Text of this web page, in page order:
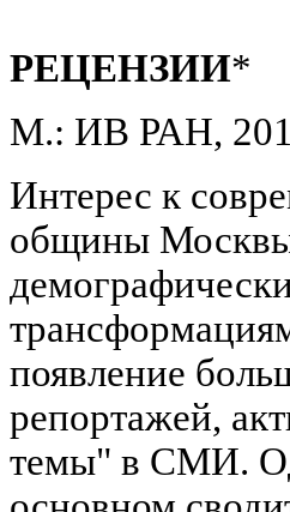
РЕЦЕНЗИИ*
М.: ИВ РАН,
Интерес к
общины
появление
репортажей,
темы" в СМИ.